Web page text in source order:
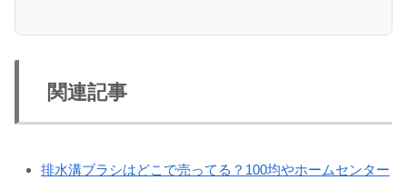
関連記事
排水溝ブラシはどこで売ってる？100均やホームセンター